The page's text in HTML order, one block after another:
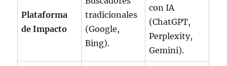
Plataforma
de Impacto
tradicionales
(Google,
Bing).
con IA
(ChatGPT,
Perplexity,
Gemini).